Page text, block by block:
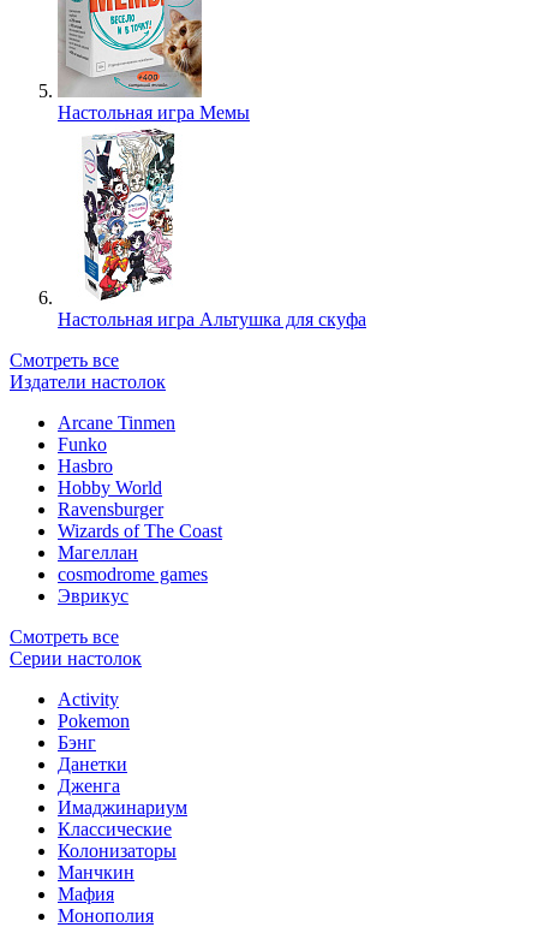
Настольная игра Мемы
Настольная игра Альтушка для скуфа
Смотреть все
Издатели настолок
Arcane Tinmen
Funko
Hasbro
Hobby World
Ravensburger
Wizards of The Coast
Магеллан
сosmodrome games
Эврикус
Смотреть все
Серии настолок
Activity
Pokemon
Бэнг
Данетки
Дженга
Имаджинариум
Классические
Колонизаторы
Манчкин
Мафия
Монополия